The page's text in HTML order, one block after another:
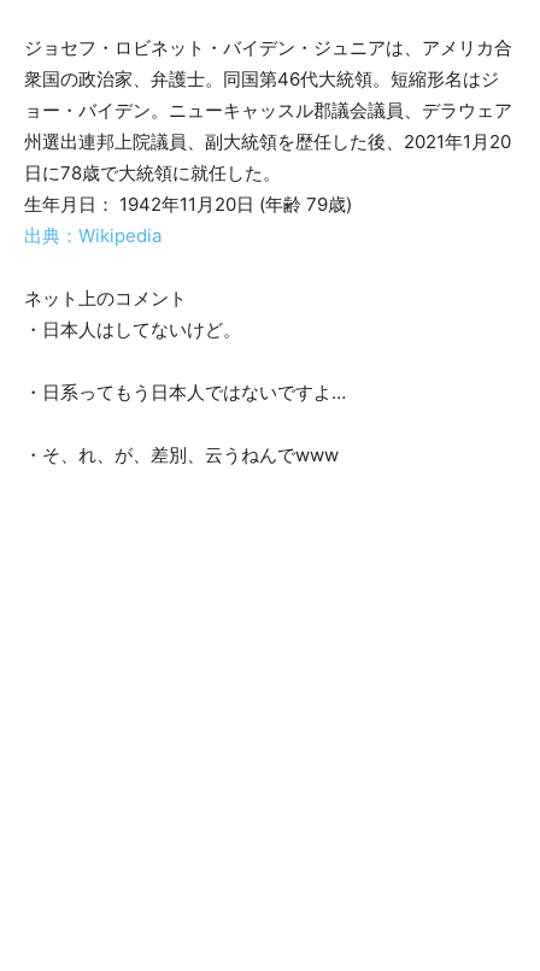
ジョセフ・ロビネット・バイデン・ジュニアは、アメリカ合
衆国の政治家、弁護士。同国第46代大統領。短縮形名はジ
ョー・バイデン。ニューキャッスル郡議会議員、デラウェア
州選出連邦上院議員、副大統領を歴任した後、2021年1月20
日に78歳で大統領に就任した。
生年月日： 1942年11月20日 (年齢 79歳)
出典：Wikipedia
ネット上のコメント
・日本人はしてないけど。
・日系ってもう日本人ではないですよ…
・そ、れ、が、差別、云うねんでwww